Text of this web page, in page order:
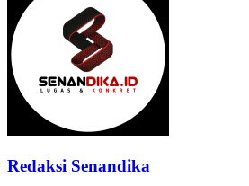
Redaksi Senandika